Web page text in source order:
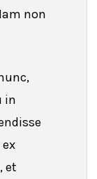
non
in
et